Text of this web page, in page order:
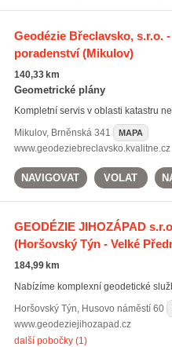
Geodézie Břeclavsko, s.r.o.
poradenství(Mikulov)
140,33 km
Geometrické plány
Kompletní servis v oblasti katastru
Mikulov, Brněnská 341 MAPA
www.geodeziebreclavsko.kvalitne.cz
NAVIGOVAT VOLAT
GEODÉZIE JIHOZÁPAD
(Horšovský Týn - Velké
184,99 km
Nabízíme komplexní geodetické
Horšovský Týn, Husovo náměstí 60
www.geodeziejihozapad.cz
další pobočky (1)